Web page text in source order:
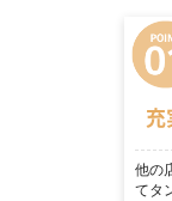
他の
てタ